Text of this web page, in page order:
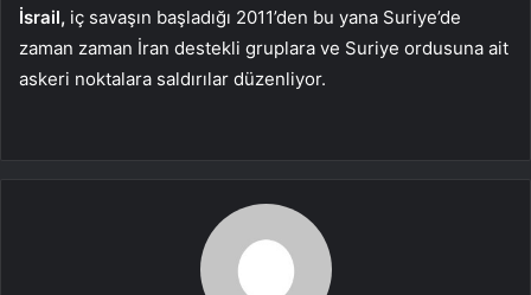
İsrail, iç savaşın başladığı 2011’den bu yana Suriye’de
zaman zaman İran destekli gruplara ve Suriye ordusuna ait
askeri noktalara saldırılar düzenliyor.